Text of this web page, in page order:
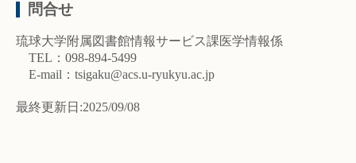
問合せ
琉球大学附属図書館情報サービス課医学情報係
TEL：098-894-5499
E-mail：tsigaku@acs.u-ryukyu.ac.jp
最終更新日:2025/09/08